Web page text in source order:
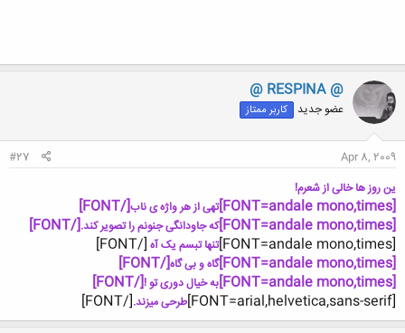
@ RESPINA @
عضو جدید کاربر ممتاز
Apr 8, 2009
#27
ین روز ها خالی از شعرم!
[FONT=andale mono,times] تهی از هر واژه ی ناب[/FONT]
[FONT=andale mono,times]
که جاودانگی جنونم را تصویر کند.[/FONT]
[FONT=andale mono,times]
تنها تبسم یک آه [/FONT]
[FONT=andale mono,times]
گاه و بی گاه[/FONT]
[FONT=andale mono,times]
به خیال دوری تو ![/FONT]
[FONT=arial,helvetica,sans-serif]
طرحی میزند.[/FONT]